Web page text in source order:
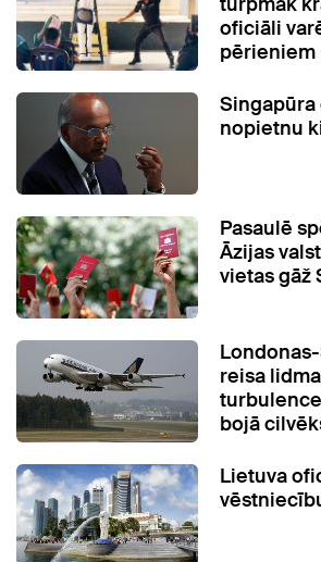
oficiāli
pērieniem
Singapūra
nopietnu
Pasaulē
Āzijas
vietas gāž
reisa
bojā
Lietuva